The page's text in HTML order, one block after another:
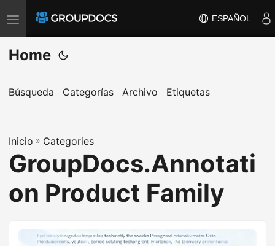
T
o
g
l
a
v
i
g
ESPAÑOL
Home
Búsqueda Categorías Archivo Etiquetas
Inicio » Categories
GroupDocs.Annotati
on Product Family